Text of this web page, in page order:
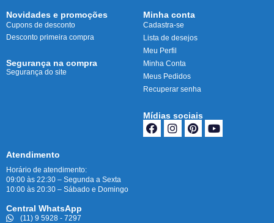
Novidades e promoções
Cupons de desconto
Desconto primeira compra
Segurança na compra
Segurança do site
Minha conta
Cadastra-se
Lista de desejos
Meu Perfil
Minha Conta
Meus Pedidos
Recuperar senha
Mídias sociais
Atendimento
Horário de atendimento:
09:00 às 22:30 – Segunda a Sexta
10:00 às 20:30 – Sábado e Domingo
Central WhatsApp
(11) 9 5928 - 7297